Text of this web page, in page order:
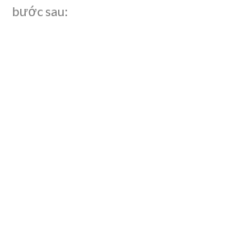
bước sau: